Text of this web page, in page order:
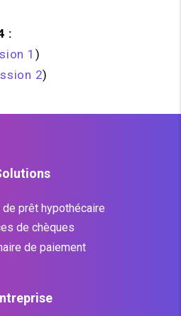
:
1 )
2)
prêt hypothécaire
de chèques
de paiement